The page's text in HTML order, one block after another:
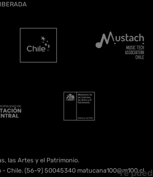
las Artes y el Patrimonio.
Chile. (56-9) 50045340 matucana100@m100.cl
Te